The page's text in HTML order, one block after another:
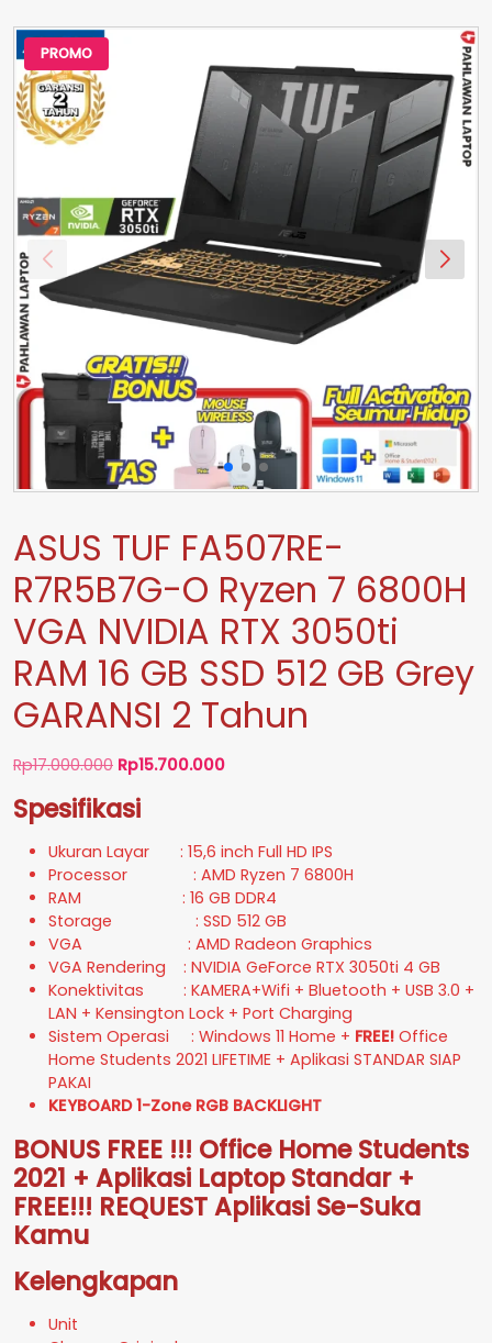
PROMO
ASUS TUF FA507RE-
R7R5B7G-O Ryzen 7 6800H
VGA NVIDIA RTX 3050ti
RAM 16 GB SSD 512 GB Grey
GARANSI 2 Tahun
Rp17.000.000 Harga
adalah:
Rp15.700.000Harga
Rp15.700.000.
Spesifikasi
Ukuran Layar : 15,6 inch Full HD IPS
Processor : AMD Ryzen 7 6800H
RAM : 16 GB DDR4
Storage : SSD 512 GB
VGA : AMD Radeon Graphics
VGA Rendering : NVIDIA GeForce RTX 3050ti 4 GB
Konektivitas : KAMERA+Wifi + Bluetooth + USB 3.0 +
LAN + Kensington Lock + Port Charging
Sistem Operasi : Windows 11 Home + FREE! Office
Home Students 2021 LIFETIME + Aplikasi STANDAR SIAP
PAKAI
KEYBOARD 1-Zone RGB BACKLIGHT
BONUS FREE !!! Office Home Students
2021 + Aplikasi Laptop Standar +
FREE!!! REQUEST Aplikasi Se-Suka
Kamu
Kelengkapan
Unit